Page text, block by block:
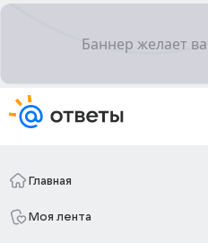
Главная
Моя лента